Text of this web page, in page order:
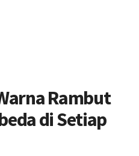
Rambut
di Setiap